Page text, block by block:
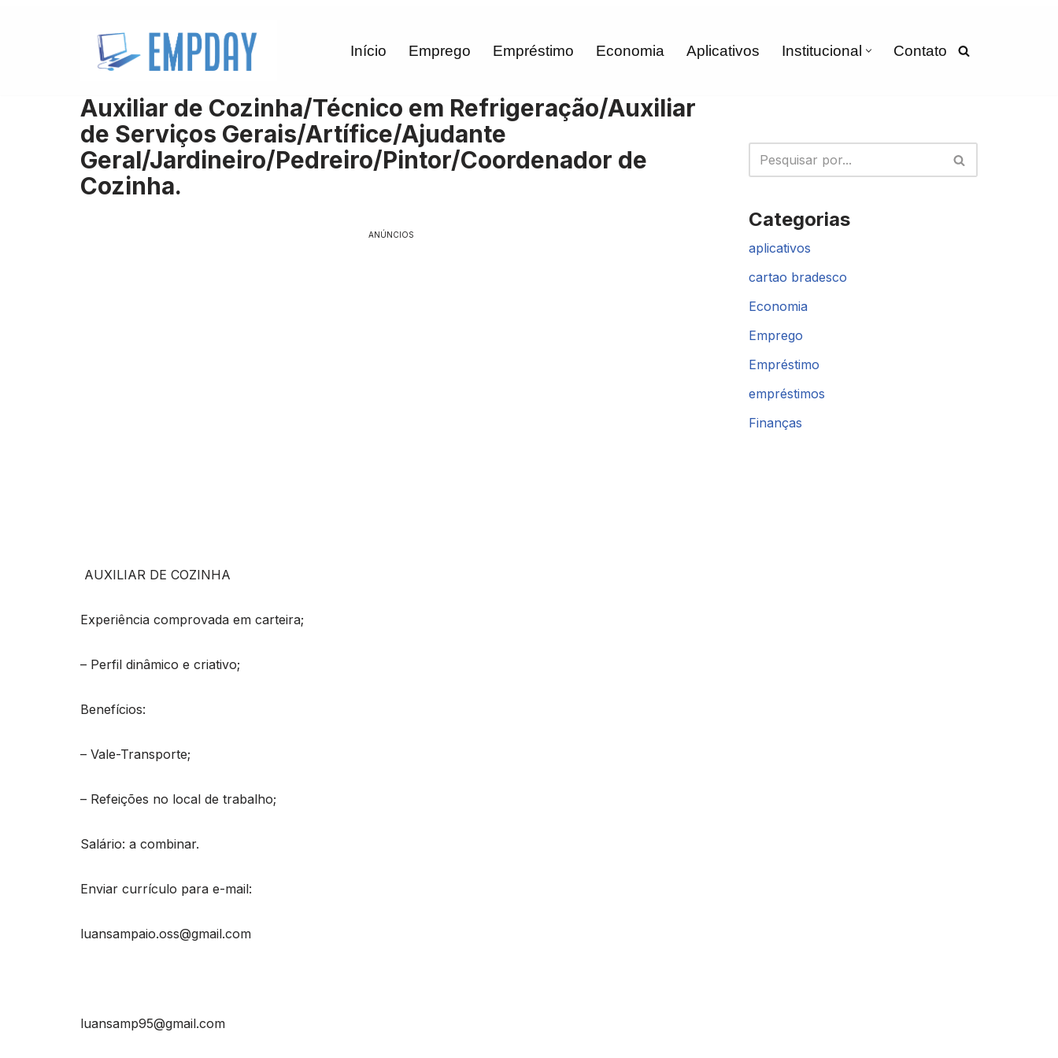
Início Emprego Empréstimo Economia Aplicativos Institucional Contato
Auxiliar de Cozinha/Técnico em Refrigeração/Auxiliar
de Serviços Gerais/Artífice/Ajudante
Geral/Jardineiro/Pedreiro/Pintor/Coordenador de
Cozinha.
ANÚNCIOS
AUXILIAR DE COZINHA
Experiência comprovada em carteira;
– Perfil dinâmico e criativo;
Benefícios:
– Vale-Transporte;
– Refeições no local de trabalho;
Salário: a combinar.
Enviar currículo para e-mail:
luansampaio.oss@gmail.com
luansamp95@gmail.com
Categorias
aplicativos
cartao bradesco
Economia
Emprego
Empréstimo
empréstimos
Finanças